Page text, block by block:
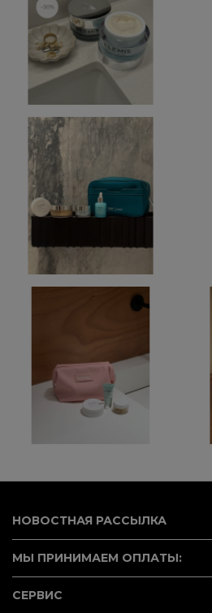
СЕРВИС
НОВОСТНАЯ РАССЫЛКА
МЫ ПРИНИМАЕМ ОПЛАТЫ: